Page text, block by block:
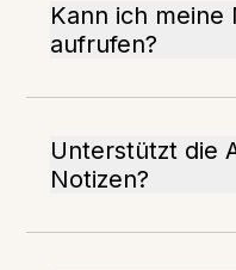
Kann ich meine
aufrufen?
Unterstützt die
Notizen?